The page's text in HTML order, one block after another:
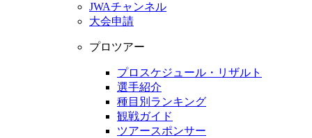
JWAチャンネル
大会申請
プロツアー
プロスケジュール・リザルト
選手紹介
種目別ランキング
観戦ガイド
ツアースポンサー